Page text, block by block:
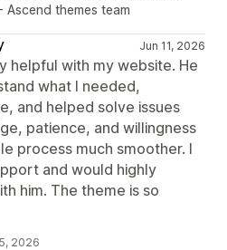
themes team
Jun 11, 2026
helpful with my website. He
what I needed,
and helped solve issues
patience, and willingness
process much smoother. I
and would highly
him. The theme is so
2026